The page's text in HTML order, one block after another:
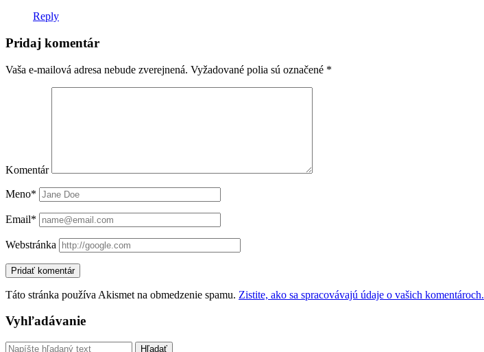
Reply
Pridaj komentár
Vaša e-mailová adresa nebude zverejnená. Vyžadované polia sú označené *
Komentár
Meno*
Email*
Webstránka
Táto stránka používa Akismet na obmedzenie spamu. Zistite, ako sa spracovávajú údaje o vašich komentároch.
Sidebar
Vyhľadávanie
Vyhľadávanie